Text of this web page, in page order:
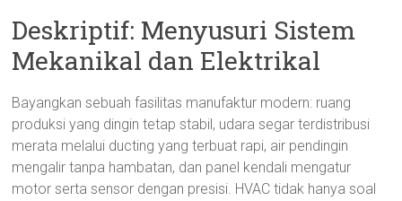
Deskriptif: Menyusuri Sistem
Mekanikal dan Elektrikal
Bayangkan sebuah fasilitas manufaktur modern: ruang
produksi yang dingin tetap stabil, udara segar terdistribusi
merata melalui ducting yang terbuat rapi, air pendingin
mengalir tanpa hambatan, dan panel kendali mengatur
motor serta sensor dengan presisi. HVAC tidak hanya soal